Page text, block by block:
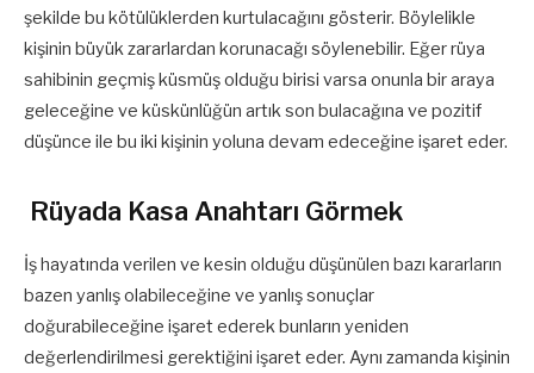
şekilde bu kötülüklerden kurtulacağını gösterir. Böylelikle
kişinin büyük zararlardan korunacağı söylenebilir. Eğer rüya
sahibinin geçmiş küsmüş olduğu birisi varsa onunla bir araya
geleceğine ve küskünlüğün artık son bulacağına ve pozitif
düşünce ile bu iki kişinin yoluna devam edeceğine işaret eder.
Rüyada Kasa Anahtarı Görmek
İş hayatında verilen ve kesin olduğu düşünülen bazı kararların
bazen yanlış olabileceğine ve yanlış sonuçlar
doğurabileceğine işaret ederek bunların yeniden
değerlendirilmesi gerektiğini işaret eder. Aynı zamanda kişinin